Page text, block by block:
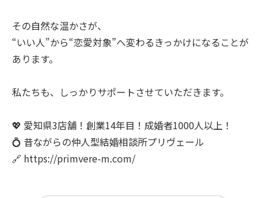
その自然な温かさが、
“いい人”から“恋愛対象”へ変わるきっかけになることが
あります。
私たちも、しっかりサポートさせていただきます。
💖 愛知県3店舗！創業14年目！成婚者1000人以上！
💍 昔ながらの仲人型結婚相談所プリヴェール
🔗 https://primvere-m.com/